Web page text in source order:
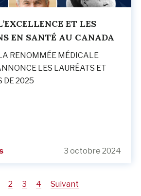
ET LES
EN SANTÉ AU CANADA
RENOMMÉE MÉDICALE
LES LAURÉATS ET
DE 2025
3 octobre 2024
Page
2 Page
3 Page
4 Suivant